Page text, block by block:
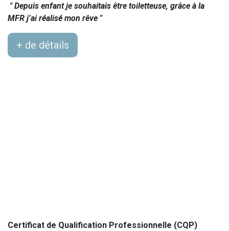
" Depuis enfant je souhaitais être toiletteuse, grâce à la
MFR j’ai réalisé mon rêve "
+ de détails
Certificat de Qualification Professionnelle (CQP)